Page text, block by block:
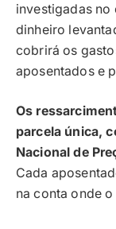
investigadas no
dinheiro
cobrirá os
aposentados e
Os
parcela única,
Nacional de
Cada
na conta onde